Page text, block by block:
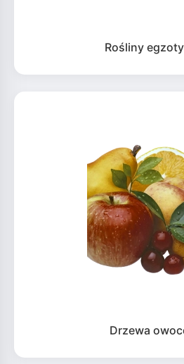
Rośliny
Drzewa